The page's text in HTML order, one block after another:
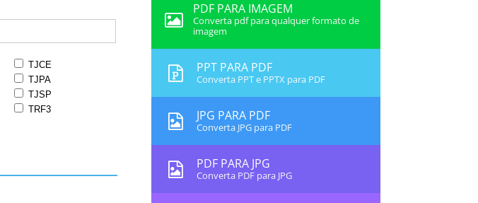
TJCE
TJPA
TJSP
TRF3
PDF PARA IMAGEM
Converta pdf para qualquer formato de
imagem
PPT PARA PDF
Converta PPT e PPTX para PDF
JPG PARA PDF
Converta JPG para PDF
PDF PARA JPG
Converta PDF para JPG